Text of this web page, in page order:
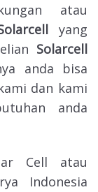
atau
yang
Solarcell
anda bisa
dan kami
anda
Cell atau
Indonesia